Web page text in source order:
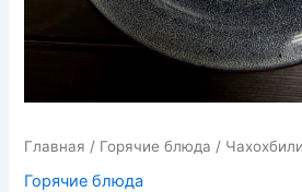
Главная / Горячие блюда /
Горячие блюда